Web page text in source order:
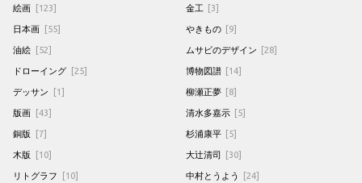
絵画 [123]
日本画 [55]
油絵 [52]
ドローイング [25]
デッサン [1]
版画 [43]
銅版 [7]
木版 [10]
リトグラフ [10]
金工 [3]
やきもの [9]
ムサビのデザイン [28]
博物図譜 [14]
柳瀬正夢 [8]
清水多嘉示 [5]
杉浦康平 [5]
大辻清司 [30]
中村とうよう [24]